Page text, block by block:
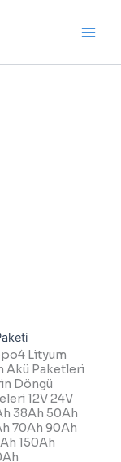
Lityum
Akü Paketleri
Döngü
12V 24V
38Ah 50Ah
70Ah 90Ah
150Ah